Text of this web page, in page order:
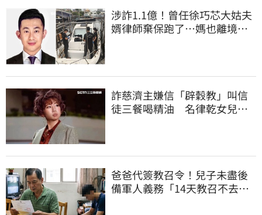
涉詐1.1億！曾任徐巧芯大姑夫
婿律師棄保跑了…媽也離境
詐慈濟主嫌信「辟穀教」叫信
徒三餐喝精油 名律乾女兒卻
爸爸代簽教召令！兒子未盡後
備軍人義務「14天教召不去」